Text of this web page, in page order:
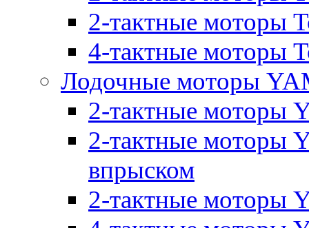
2-тактные моторы
4-тактные моторы
Лодочные моторы
2-тактные моторы
2-тактные моторы
впрыском
2-тактные моторы